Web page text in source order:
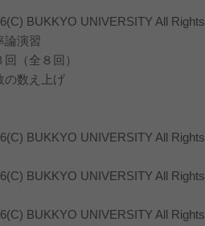
BUKKYO UNIVERSITY All
論演習
回（全８回）
の数え上げ
BUKKYO UNIVERSITY All
BUKKYO UNIVERSITY All
BUKKYO UNIVERSITY All